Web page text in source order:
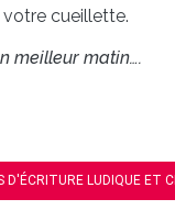
votre cueillette.
meilleur matin….
D'ÉCRITURE LUDIQUE ET